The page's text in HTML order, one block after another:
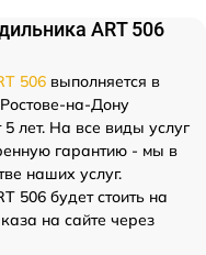
ART 506
506 выполняется в
на-Дону
лет. На все виды услуг
гарантию - мы в
наших услуг.
506 будет стоить на
на сайте через